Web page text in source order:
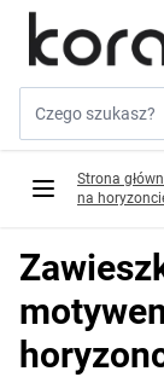
Przejdź do treści
Strona
na